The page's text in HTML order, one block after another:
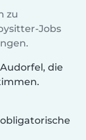
zu
Jobs
die